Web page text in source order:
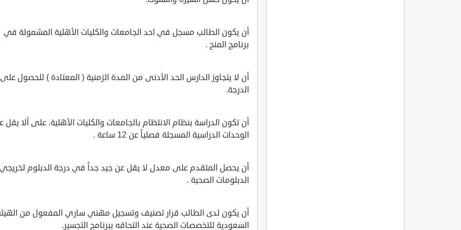
أن يكون الطالب مسجل في احد الجامعات والكليات الأهلية المشمولة في
برنامج المنح .
أن لا يتجاوز الدارس الحد الأدنى من المدة الزمنية ( المعتادة ) للحصول على
الدرجة.
أن تكون الدراسة بنظام الانتظام بالجامعات والكليات الأهلية. على ألا يقل
الوحدات الدراسية المسجلة فصلياً عن 12 ساعة .
أن يحصل المتقدم على معدل لا يقل عن جيد جداً في درجة الدبلوم لخريجي
الدبلومات الصحية .
أن يكون لدى الطالب قرار تصنيف وتسجيل مهني ساري المفعول من
السعودية للتخصصات الصحية عند التحاقه ببرنامج التجسير.